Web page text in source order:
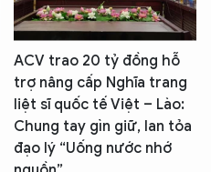
ACV trao 20 tỷ đồng hỗ
trợ nâng cấp Nghĩa trang
liệt sĩ quốc tế Việt – Lào:
Chung tay gìn giữ, lan tỏa
đạo lý “Uống nước nhớ